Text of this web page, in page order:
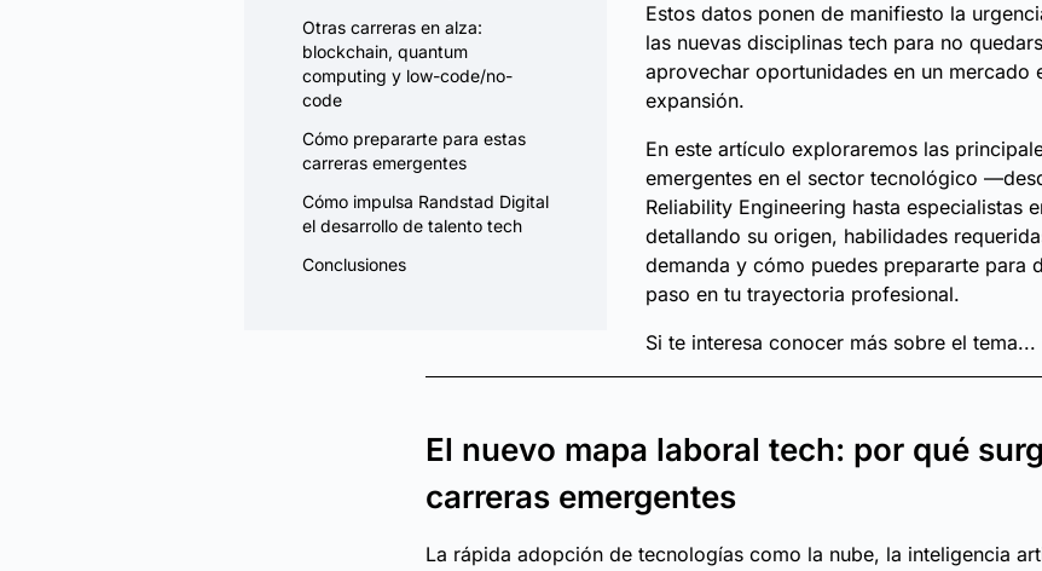
Otras carreras en alza:
blockchain, quantum
computing y low-code/no-
code
Cómo prepararte para estas
carreras emergentes
Cómo impulsa Randstad Digital
el desarrollo de talento tech
Conclusiones
Estos datos ponen de manifiesto la
las nuevas disciplinas tech para no
aprovechar oportunidades en un mercado
expansión.
En este artículo exploraremos las
emergentes en el sector tecnológico
Reliability Engineering hasta especialistas
detallando su origen, habilidades
demanda y cómo puedes prepararte para
paso en tu trayectoria profesional.
Si te interesa conocer más sobre el tema...
El nuevo mapa laboral tech: por qué
carreras emergentes
La rápida adopción de tecnologías como la nube, la inteligencia